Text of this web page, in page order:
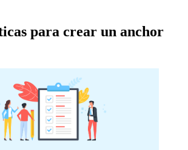
para crear un anchor